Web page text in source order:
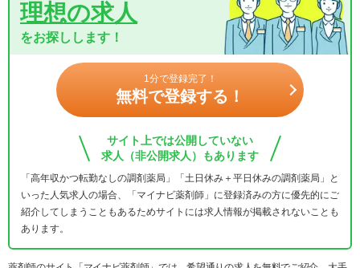
理想の求人
をお探しします！
1分で登録完了！
無料で登録する！
サイト上では公開していない
求人（非公開求人）もあります
「高年収かつ転勤なしの調剤薬局」「土日休み＋平日休みの調剤薬局」と
いった人気求人の場合、「マイナビ薬剤師」に登録済みの方に優先的にご
紹介してしまうこともあるためサイトには求人情報が掲載されないことも
あります。